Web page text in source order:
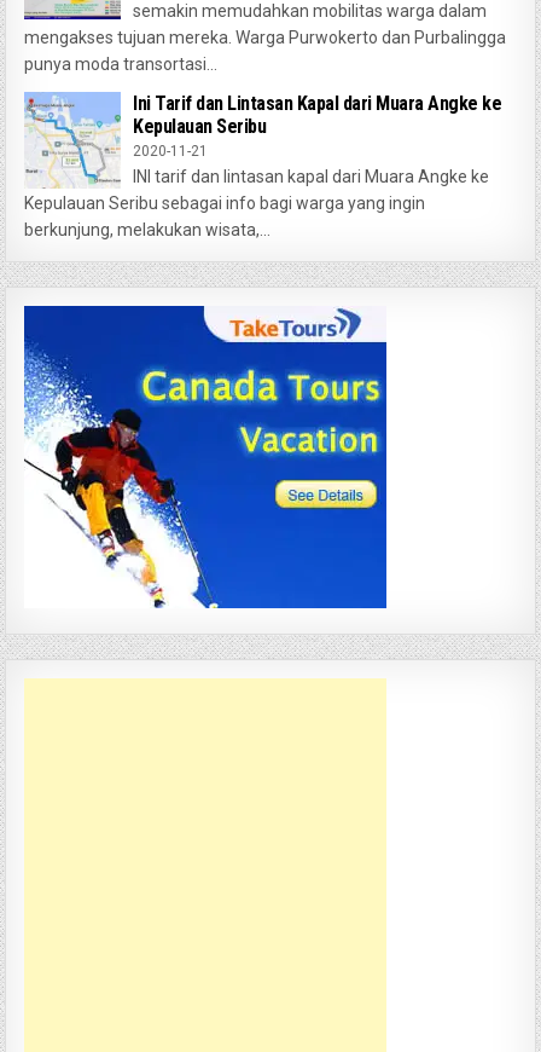
semakin memudahkan mobilitas warga dalam
mengakses tujuan mereka. Warga Purwokerto dan Purbalingga
punya moda transortasi...
Ini Tarif dan Lintasan Kapal dari Muara Angke ke
Kepulauan Seribu
2020-11-21
INI tarif dan lintasan kapal dari Muara Angke ke
Kepulauan Seribu sebagai info bagi warga yang ingin
berkunjung, melakukan wisata,...